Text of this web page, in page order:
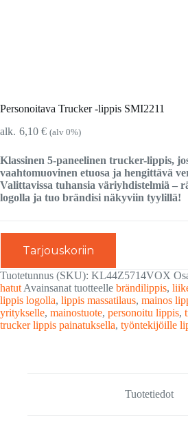
Personoitava Trucker -lippis SMI2211
6,10 € (alv 0%)
Klassinen 5-paneelinen trucker-lippis,
vaahtomuovinen etuosa ja hengittävä
Valittavissa tuhansia väriyhdistelmiä –
logolla ja tuo brändisi näkyviin tyylillä!
Tarjouskoriin
Tuotetunnus (SKU): KL44Z5714VOX
hatut Avainsanat tuotteelle brändilippis,
lippis logolla, lippis massatilaus, mainos
yritykselle, mainostuote, personoitu lippis,
trucker lippis painatuksella, työntekijöille
Tuotetiedot